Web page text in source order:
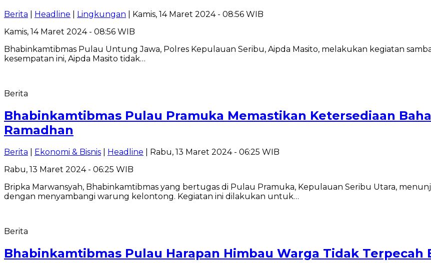
Berita Headline Lingkungan | Kamis, 14 Maret 2024 - 08:56 WIB
Kamis, 14 Maret 2024 - 08:56 WIB
Bhabinkamtibmas Pulau Untung Jawa, Polres Kepulauan Seribu, Aipda Masito, melakukan kegiatan
kesempatan ini, Aipda Masito tidak…
Berita
Bhabinkamtibmas Pulau Pramuka Memastikan Ketersediaan
Ramadhan
Berita Ekonomi & Bisnis Headline | Rabu, 13 Maret 2024 - 06:25 WIB
Rabu, 13 Maret 2024 - 06:25 WIB
Bripka Marwansyah, Bhabinkamtibmas yang bertugas di Pulau Pramuka, Kepulauan Seribu Utara,
dengan menyambangi warung kelontong. Kegiatan ini dilakukan untuk…
Berita
Bhabinkamtibmas Pulau Harapan Himbau Warga Tidak Terpecah